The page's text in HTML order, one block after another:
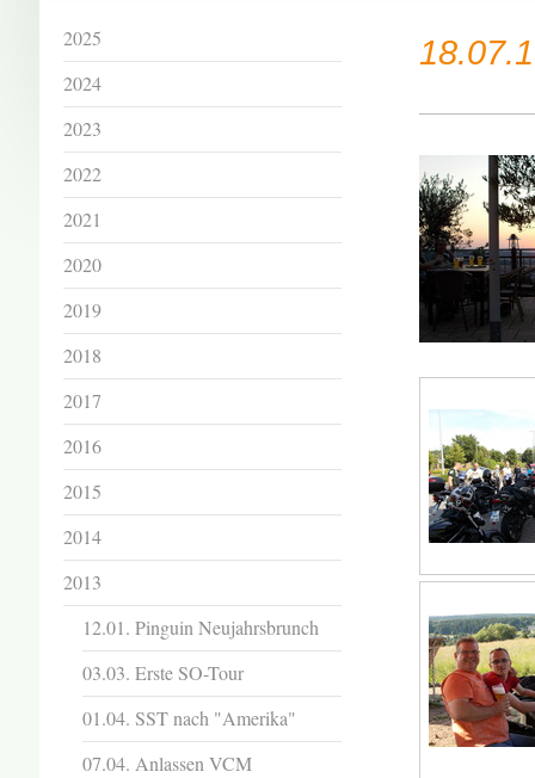
2025
2024
2023
2022
2021
2020
2019
2018
2017
2016
2015
2014
2013
12.01. Pinguin Neujahrsbrunch
03.03. Erste SO-Tour
01.04. SST nach "Amerika"
07.04. Anlassen VCM